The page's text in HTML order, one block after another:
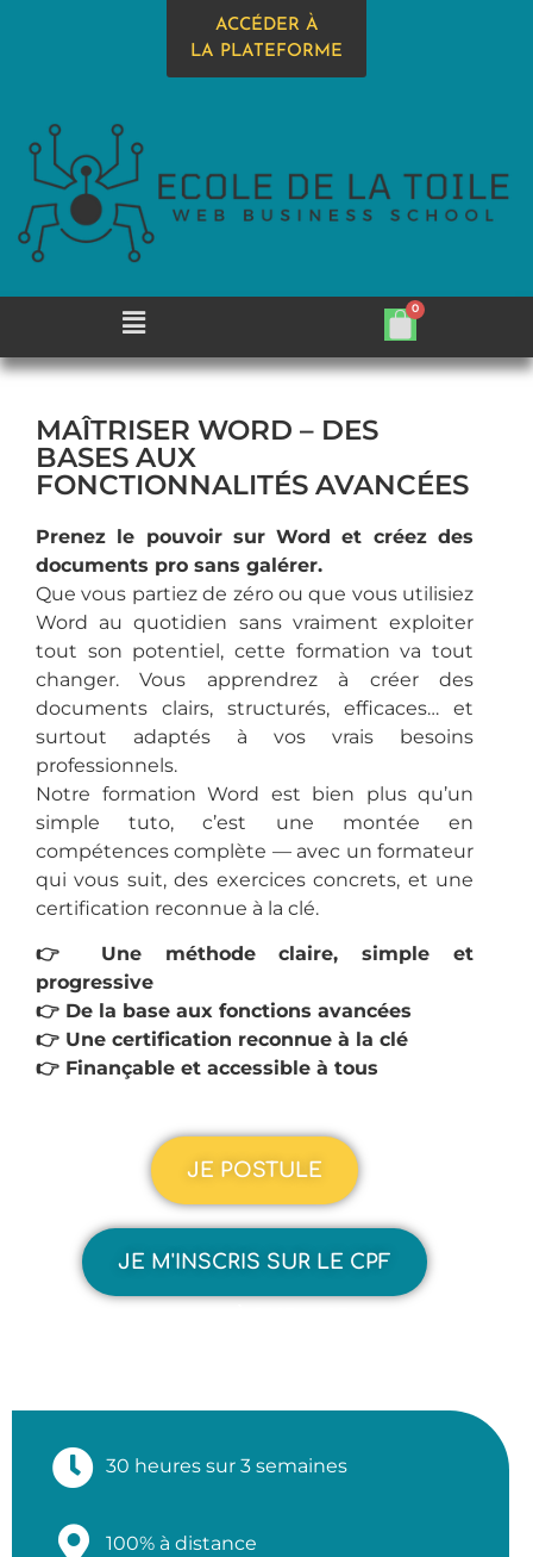
ACCÉDER À
LA PLATEFORME
MAÎTRISER WORD – DES
BASES AUX
FONCTIONNALITÉS AVANCÉES
Prenez le pouvoir sur Word et créez des
documents pro sans galérer.
Que vous partiez de zéro ou que vous utilisiez
Word au quotidien sans vraiment exploiter
tout son potentiel, cette formation va tout
changer. Vous apprendrez à créer des
documents clairs, structurés, efficaces… et
surtout adaptés à vos vrais besoins
professionnels.
Notre formation Word est bien plus qu’un
simple tuto, c’est une montée en
compétences complète — avec un formateur
qui vous suit, des exercices concrets, et une
certification reconnue à la clé.
👉 Une méthode claire, simple et
progressive
👉 De la base aux fonctions avancées
👉 Une certification reconnue à la clé
👉 Finançable et accessible à tous
JE POSTULE
JE M'INSCRIS SUR LE CPF
30 heures sur 3 semaines
100% à distance